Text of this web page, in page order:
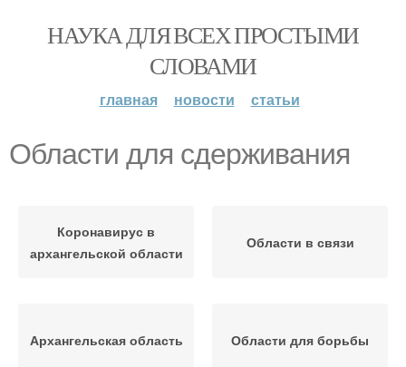
НАУКА ДЛЯ ВСЕХ ПРОСТЫМИ
СЛОВАМИ
главная новости статьи
Области для сдерживания
Коронавирус в
архангельской области
Области в связи
Архангельская область Области для борьбы